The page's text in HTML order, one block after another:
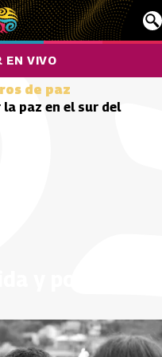
EN VIVO
de paz
paz en el sur del